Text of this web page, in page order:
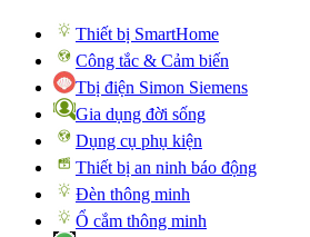
Thiết bị SmartHome
Công tắc & Cảm biến
Tbị điện Simon Siemens
Gia dụng đời sống
Dụng cụ phụ kiện
Thiết bị an ninh báo động
Đèn thông minh
Ổ cắm thông minh